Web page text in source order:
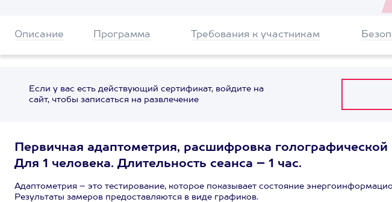
Описание Программа Требования к участникам
Если у вас есть действующий сертификат, войдите на
сайт, чтобы записаться на развлечение
Первичная адаптометрия, расшифровка
Для 1 человека. Длительность сеанса – 1 час.
Адаптометрия – это тестирование, которое показывает состояние
Результаты замеров предоставляются в виде графиков.